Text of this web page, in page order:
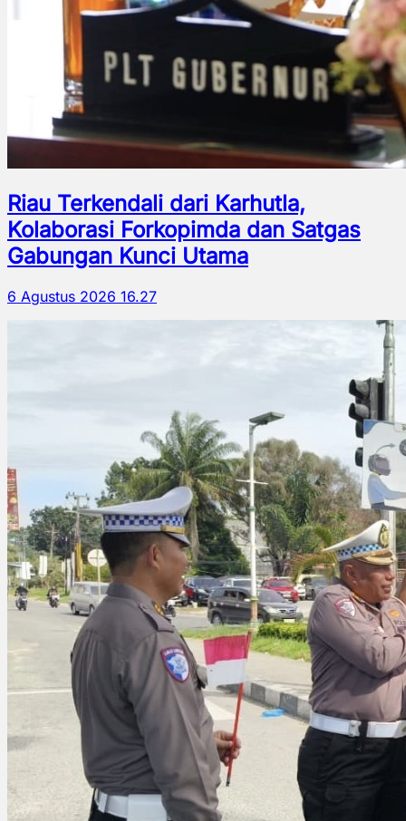
Riau Terkendali dari Karhutla,
Kolaborasi Forkopimda dan Satgas
Gabungan Kunci Utama
6 Agustus 2026 16.27